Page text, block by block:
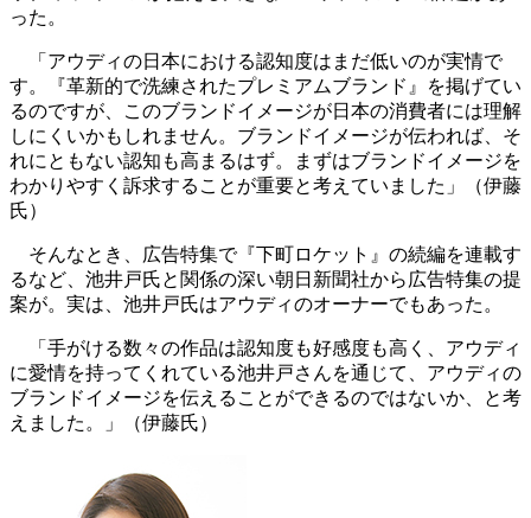
った。
「アウディの日本における認知度はまだ低いのが実情で
す。『革新的で洗練されたプレミアムブランド』を掲げてい
るのですが、このブランドイメージが日本の消費者には理解
しにくいかもしれません。ブランドイメージが伝われば、そ
れにともない認知も高まるはず。まずはブランドイメージを
わかりやすく訴求することが重要と考えていました」（伊藤
氏）
そんなとき、広告特集で『下町ロケット』の続編を連載す
るなど、池井戸氏と関係の深い朝日新聞社から広告特集の提
案が。実は、池井戸氏はアウディのオーナーでもあった。
「手がける数々の作品は認知度も好感度も高く、アウディ
に愛情を持ってくれている池井戸さんを通じて、アウディの
ブランドイメージを伝えることができるのではないか、と考
えました。」（伊藤氏）